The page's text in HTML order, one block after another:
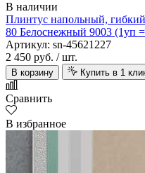
В наличии
Плинтус напольный,
80 Белоснежный 9003 (1уп
Артикул: sn-45621227
2 450 руб. / шт.
В корзину Купить в 1
Сравнить
В избранное